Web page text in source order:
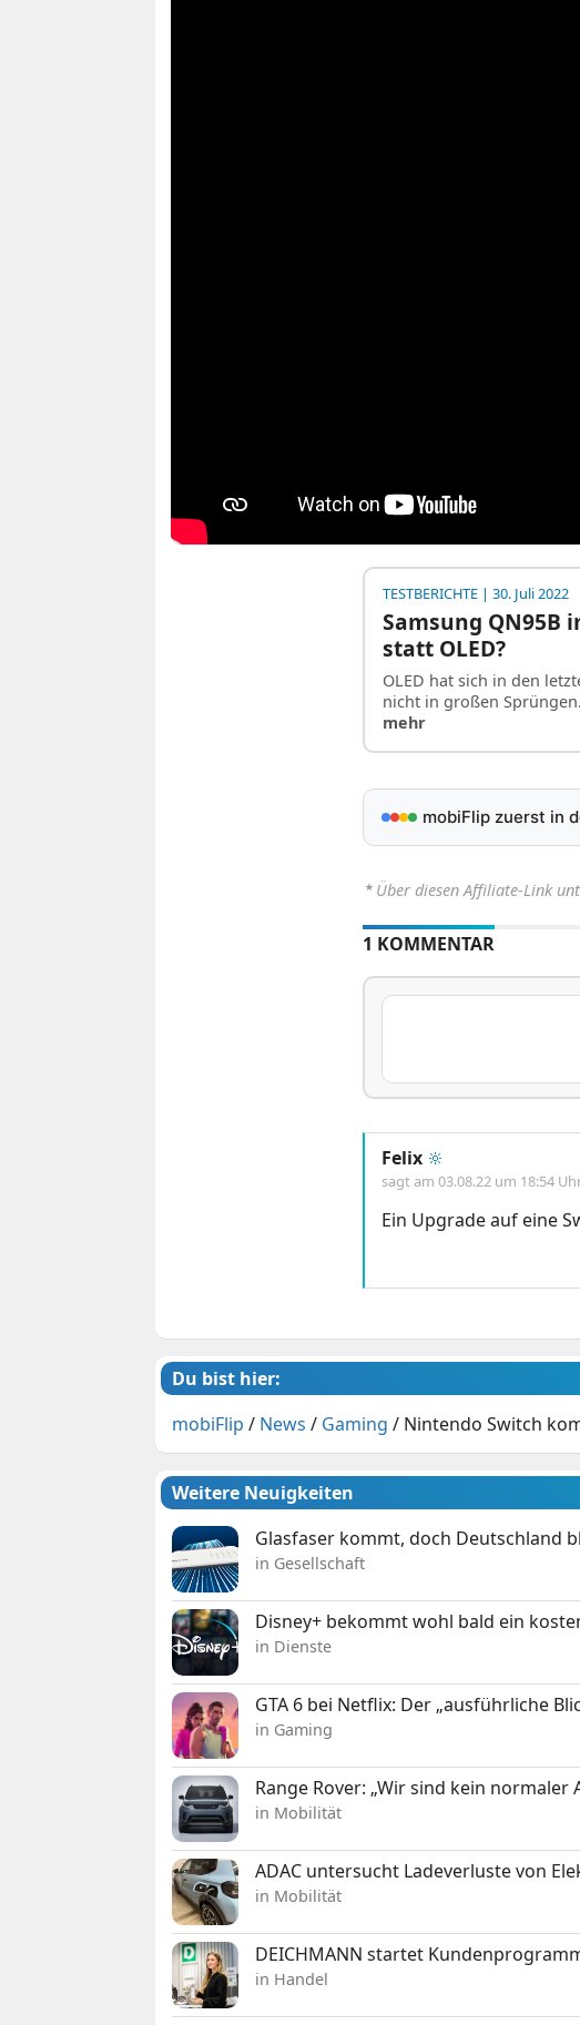
TESTBERICHTE| 30. Juli 2022
Samsung QN95B
statt OLED?
OLED hat sich in den
nicht in großen
mehr
mobiFlip zuerst in
⋆ Über diesen Affiliate-Link
1 KOMMENTAR
Felix 🔆
sagt am 03.08.22 um 18:54
Ein Upgrade auf eine
Du bist hier:
mobiFlip / News / Gaming / Nintendo Switch
Weitere Neuigkeiten
Glasfaser kommt, doch Deutschland
in Gesellschaft
Disney+ bekommt wohl bald ein
in Dienste
GTA 6 bei Netflix: Der „ausführliche
in Gaming
Range Rover: „Wir sind kein
in Mobilität
ADAC untersucht Ladeverluste von
in Mobilität
DEICHMANN startet
in Handel